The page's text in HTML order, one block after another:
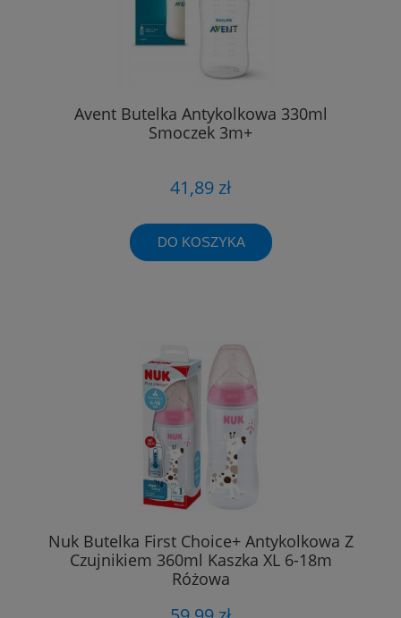
Avent Butelka Antykolkowa 330ml
Smoczek 3m+
41,89 zł
DO KOSZYKA
Nuk Butelka First Choice+ Antykolkowa Z
Czujnikiem 360ml Kaszka XL 6-18m
Różowa